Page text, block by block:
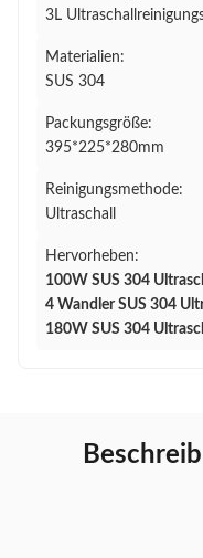
3L
Materialien:
SUS 304
Packungsgröße:
395*225*280mm
Reinigungsmethode:
Ultraschall
Hervorheben:
100W SUS 304
4 Wandler SUS 304
180W SUS 304